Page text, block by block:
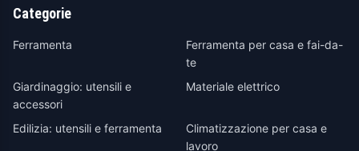
Categorie
Ferramenta
Ferramenta per casa e fai-da-
te
Giardinaggio: utensili e
accessori
Materiale elettrico
Edilizia: utensili e ferramenta
Climatizzazione per casa e
lavoro